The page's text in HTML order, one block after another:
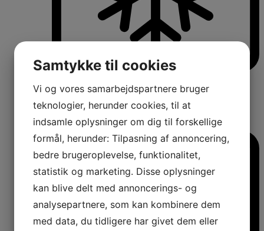
Fritstående køle-/fryseskabe
Integrerbare køle-/fryseskabe
Køleskabe med fryseboks
Amerikanerkøleskabe
Samtykke til cookies
Vi og vores samarbejdspartnere bruger
teknologier, herunder cookies, til at
indsamle oplysninger om dig til forskellige
formål, herunder: Tilpasning af annoncering,
bedre brugeroplevelse, funktionalitet,
statistik og marketing. Disse oplysninger
kan blive delt med annoncerings- og
analysepartnere, som kan kombinere dem
med data, du tidligere har givet dem eller